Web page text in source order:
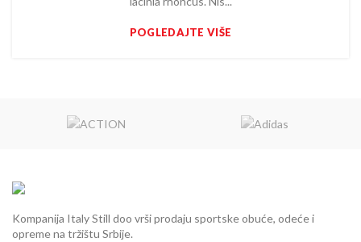
POGLEDAJTE VIŠE
Kompanija Italy Still doo vrši prodaju sportske obuće, odeće i
opreme na tržištu Srbije.